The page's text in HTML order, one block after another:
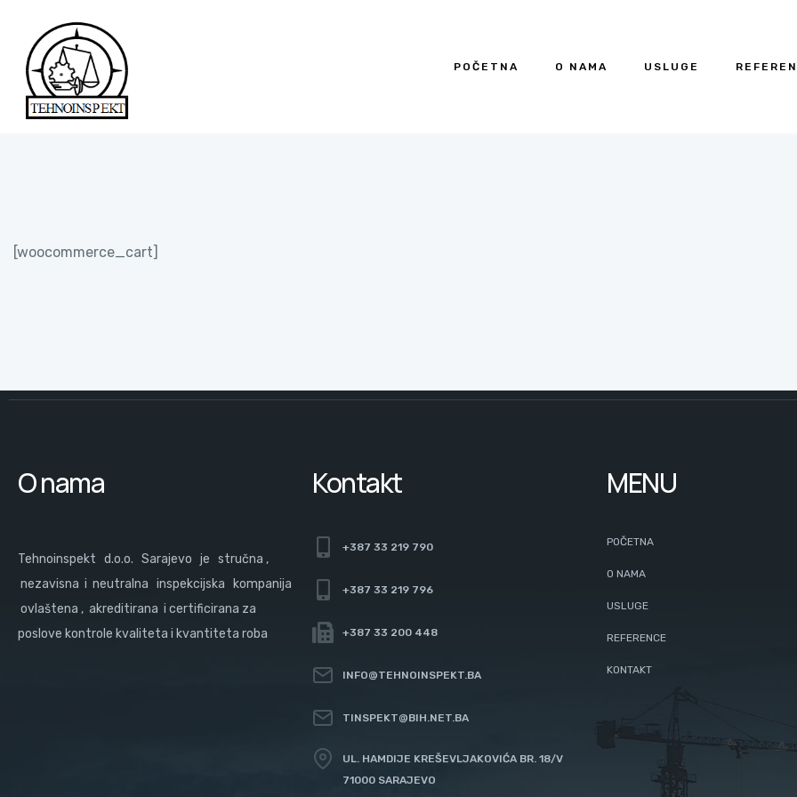
POČETNA O NAMA USLUGE
[woocommerce_cart]
O nama
Tehnoinspekt d.o.o. Sarajevo je stručna ,
nezavisna i neutralna inspekcijska kompanija
ovlaštena , akreditirana i certificirana za
poslove kontrole kvaliteta i kvantiteta roba
Kontakt
+387 33 219 790
+387 33 219 796
+387 33 200 448
INFO@TEHNOINSPEKT.BA
TINSPEKT@BIH.NET.BA
UL. HAMDIJE KREŠEVLJAKOVIĆA BR. 18/V
71000 SARAJEVO
MENU
POČETNA
O NAMA
USLUGE
REFERENCE
KONTAKT